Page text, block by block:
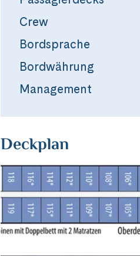
Crew
Bordsprache
Bordwährung
Management
Deckplan